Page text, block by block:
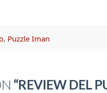
, Puzzle Iman
“REVIEW DEL